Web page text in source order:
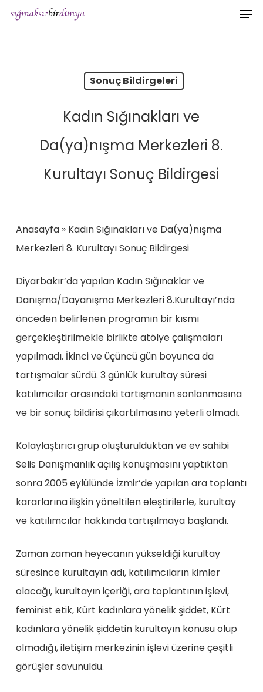
Skip
Sonuç Bildirgeleri
Kadın Sığınakları ve
Da(ya)nışma Merkezleri 8.
Kurultayı Sonuç Bildirgesi
Anasayfa» Kadın Sığınakları ve Da(ya)nışma
Merkezleri 8. Kurultayı Sonuç Bildirgesi
Diyarbakır’da yapılan Kadın Sığınaklar ve
Danışma/Dayanışma Merkezleri 8.Kurultayı’nda
önceden belirlenen programın bir kısmı
gerçekleştirilmekle birlikte atölye çalışmaları
yapılmadı. İkinci ve üçüncü gün boyunca da
tartışmalar sürdü. 3 günlük kurultay süresi
katılımcılar arasındaki tartışmanın sonlanmasına
ve bir sonuç bildirisi çıkartılmasına yeterli olmadı.
Kolaylaştırıcı grup oluşturulduktan ve ev sahibi
Selis Danışmanlık açılış konuşmasını yaptıktan
sonra 2005 eylülünde İzmir’de yapılan ara toplantı
kararlarına ilişkin yöneltilen eleştirilerle, kurultay
ve katılımcılar hakkında tartışılmaya başlandı.
Zaman zaman heyecanın yükseldiği kurultay
süresince kurultayın adı, katılımcıların kimler
olacağı, kurultayın içeriği, ara toplantının işlevi,
feminist etik, Kürt kadınlara yönelik şiddet, Kürt
kadınlara yönelik şiddetin kurultayın konusu olup
olmadığı, iletişim merkezinin işlevi üzerine çeşitli
görüşler savunuldu.